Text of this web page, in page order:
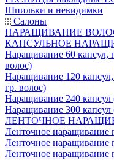
Шпильки и невидимки
Салоны
НАРАЩИВАНИЕ
КАПСУЛЬНОЕ
Наращивание 60 капсул,
волос)
Наращивание 120
гр. волос)
Наращивание 240
Наращивание 300
ЛЕНТОЧНОЕ
Ленточное наращивание
Ленточное наращивание
Ленточное наращивание